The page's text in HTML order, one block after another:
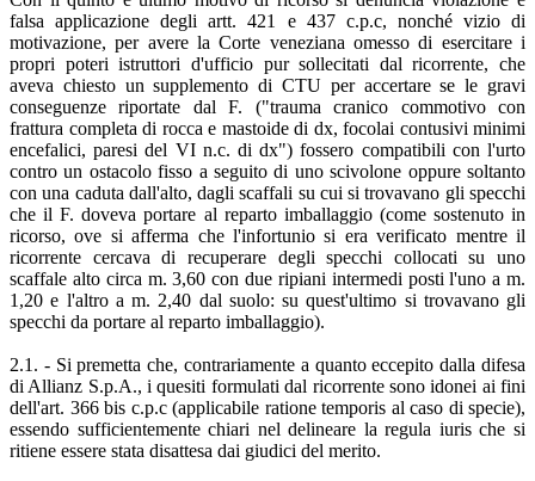
falsa applicazione degli artt. 421 e 437 c.p.c, nonché vizio di
motivazione, per avere la Corte veneziana omesso di esercitare i
propri poteri istruttori d'ufficio pur sollecitati dal ricorrente, che
aveva chiesto un supplemento di CTU per accertare se le gravi
conseguenze riportate dal F. ("trauma cranico commotivo con
frattura completa di rocca e mastoide di dx, focolai contusivi minimi
encefalici, paresi del VI n.c. di dx") fossero compatibili con l'urto
contro un ostacolo fisso a seguito di uno scivolone oppure soltanto
con una caduta dall'alto, dagli scaffali su cui si trovavano gli specchi
che il F. doveva portare al reparto imballaggio (come sostenuto in
ricorso, ove si afferma che l'infortunio si era verificato mentre il
ricorrente cercava di recuperare degli specchi collocati su uno
scaffale alto circa m. 3,60 con due ripiani intermedi posti l'uno a m.
1,20 e l'altro a m. 2,40 dal suolo: su quest'ultimo si trovavano gli
specchi da portare al reparto imballaggio).
2.1. - Si premetta che, contrariamente a quanto eccepito dalla difesa
di Allianz S.p.A., i quesiti formulati dal ricorrente sono idonei ai fini
dell'art. 366 bis c.p.c (applicabile ratione temporis al caso di specie),
essendo sufficientemente chiari nel delineare la regula iuris che si
ritiene essere stata disattesa dai giudici del merito.